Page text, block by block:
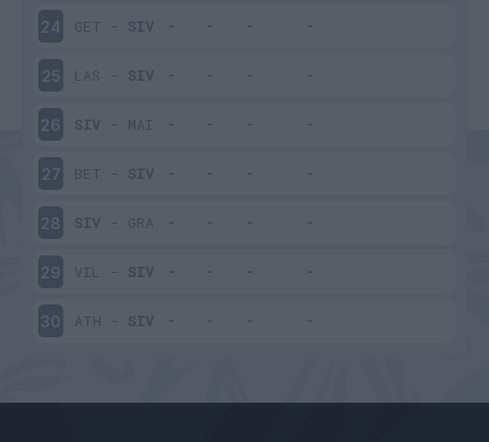
24 GET - SIV
25 LAS - SIV
26 SIV - MAI
27 BET - SIV
28 SIV - GRA
29 VIL - SIV
30 ATH - SIV